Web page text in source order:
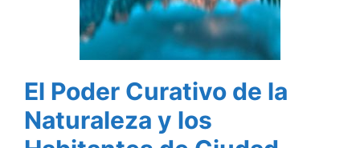
El Poder Curativo de la
Naturaleza y los